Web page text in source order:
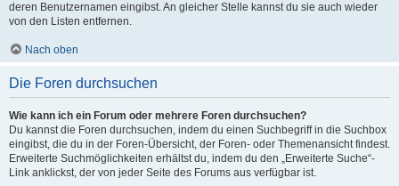
deren Benutzernamen eingibst. An gleicher Stelle kannst du sie auch wieder
von den Listen entfernen.
Nach oben
Die Foren durchsuchen
Wie kann ich ein Forum oder mehrere Foren durchsuchen?
Du kannst die Foren durchsuchen, indem du einen Suchbegriff in die Suchbox
eingibst, die du in der Foren-Übersicht, der Foren- oder Themenansicht findest.
Erweiterte Suchmöglichkeiten erhältst du, indem du den „Erweiterte Suche“-
Link anklickst, der von jeder Seite des Forums aus verfügbar ist.